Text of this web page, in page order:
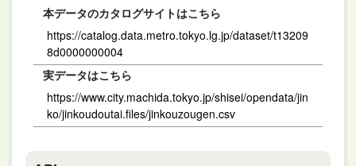
本データのカタログサイトはこちら
https://catalog.data.metro.tokyo.lg.jp/dataset/t13209
8d0000000004
実データはこちら
https://www.city.machida.tokyo.jp/shisei/opendata/jin
ko/jinkoudoutai.files/jinkouzougen.csv